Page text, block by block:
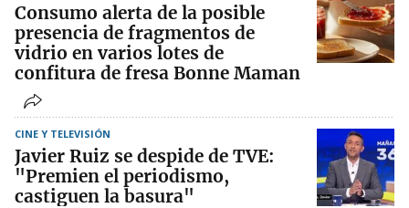
Consumo alerta de la posible
presencia de fragmentos de
vidrio en varios lotes de
confitura de fresa Bonne Maman
CINE Y TELEVISIÓN
Javier Ruiz se despide de TVE:
"Premien el periodismo,
castiguen la basura"